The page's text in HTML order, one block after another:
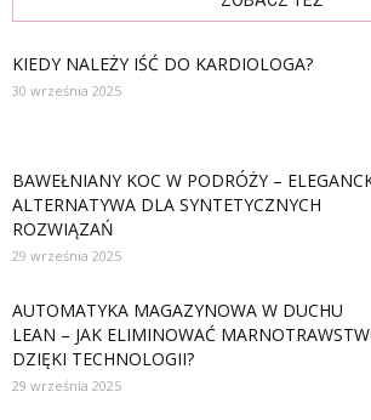
KIEDY NALEŻY IŚĆ DO KARDIOLOGA?
30 września 2025
BAWEŁNIANY KOC W PODRÓŻY –
ALTERNATYWA DLA SYNTETYCZNYCH
ROZWIĄZAŃ
29 września 2025
AUTOMATYKA MAGAZYNOWA W DUCHU
LEAN – JAK ELIMINOWAĆ
DZIĘKI TECHNOLOGII?
29 września 2025